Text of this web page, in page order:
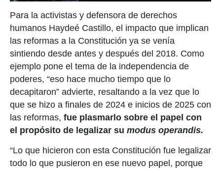
Para la activistas y defensora de derechos
humanos Haydeé Castillo, el impacto que implican
las reformas a la Constitución ya se venía
sintiendo desde antes y después del 2018. Como
ejemplo pone el tema de la independencia de
poderes, “eso hace mucho tiempo que lo
decapitaron” advierte, resaltando a la vez que lo
que se hizo a finales de 2024 e inicios de 2025 con
las reformas, fue plasmarlo sobre el papel con
el propósito de legalizar su modus operandis.
“Lo que hicieron con esta Constitución fue legalizar
todo lo que pusieron en ese nuevo papel, porque